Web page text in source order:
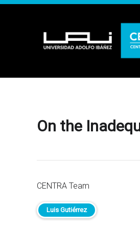
On the
CENTRA Team
Luis Gutiérrez